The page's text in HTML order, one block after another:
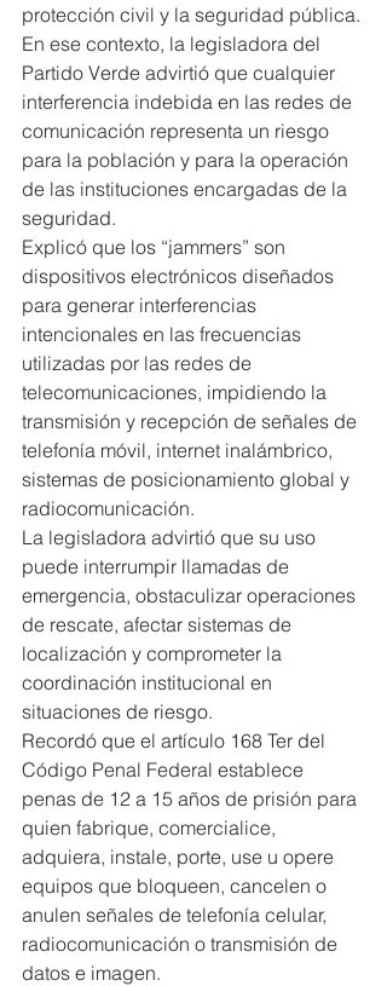
protección civil y la seguridad pública.
En ese contexto, la legisladora del
Partido Verde advirtió que cualquier
interferencia indebida en las redes de
comunicación representa un riesgo
para la población y para la operación
de las instituciones encargadas de la
seguridad.
Explicó que los “jammers” son
dispositivos electrónicos diseñados
para generar interferencias
intencionales en las frecuencias
utilizadas por las redes de
telecomunicaciones, impidiendo la
transmisión y recepción de señales de
telefonía móvil, internet inalámbrico,
sistemas de posicionamiento global y
radiocomunicación.
La legisladora advirtió que su uso
puede interrumpir llamadas de
emergencia, obstaculizar operaciones
de rescate, afectar sistemas de
localización y comprometer la
coordinación institucional en
situaciones de riesgo.
Recordó que el artículo 168 Ter del
Código Penal Federal establece
penas de 12 a 15 años de prisión para
quien fabrique, comercialice,
adquiera, instale, porte, use u opere
equipos que bloqueen, cancelen o
anulen señales de telefonía celular,
radiocomunicación o transmisión de
datos e imagen.